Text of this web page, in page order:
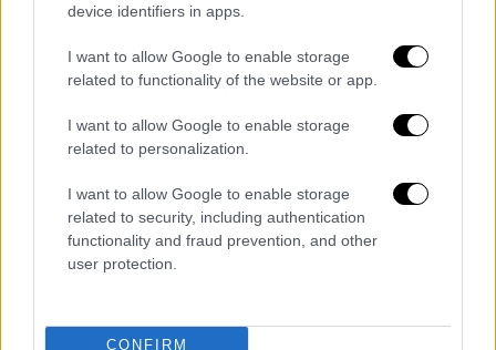
device identifiers in apps.
I want to allow Google to enable storage
related to functionality of the website or app.
I want to allow Google to enable storage
related to personalization.
I want to allow Google to enable storage
related to security, including authentication
functionality and fraud prevention, and other
user protection.
CONFIRM